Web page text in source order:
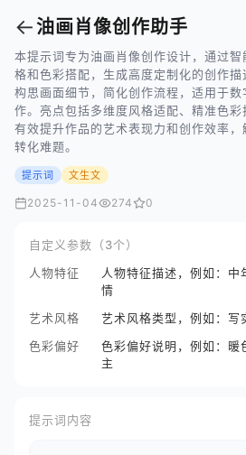
← 油画肖像创作助手
本提示词专为油画肖像创作设计，通过
格和色彩搭配，生成高度定制化的创作
构思画面细节，简化创作流程，适用于
作。亮点包括多维度风格适配、精准色彩
有效提升作品的艺术表现力和创作效率
转化难题。
提示词 文生文
2025-11-04 274 0
自定义参数（3个）
人物特征
人物特征描述，例如：
情
艺术风格
艺术风格类型，例如：写
色彩偏好
色彩偏好说明，例如：暖
主
提示词内容